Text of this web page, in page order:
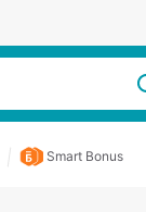
Smart Bonus